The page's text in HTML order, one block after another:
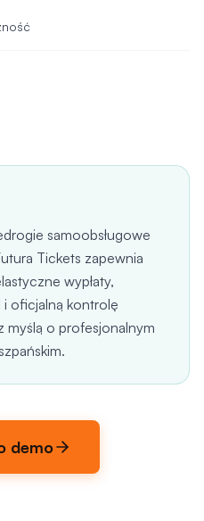
samoobsługowe
Tickets zapewnia
wypłaty,
oficjalną kontrolę
myślą o profesjonalnym
demo